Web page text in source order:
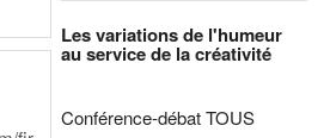
Les variations de l'humeur
au service de la créativité
Conférence-débat TOUS